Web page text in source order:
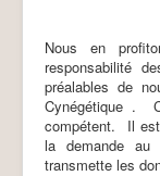
Nous en
responsabilité
préalables de
Cynégétique .
compétent.
Il
la demande au
transmette les